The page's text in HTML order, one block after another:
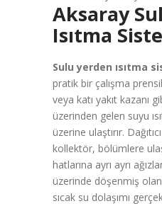
Aksaray
Isıtma
Sulu yerden ısıtma
pratik bir çalışma
veya katı yakıt kazanı
üzerinden gelen suyu
üzerine ulaştırır.
kollektör, bölümlere
hatlarına ayrı ayrı
üzerinde döşenmiş
sıcak su dolaşımı